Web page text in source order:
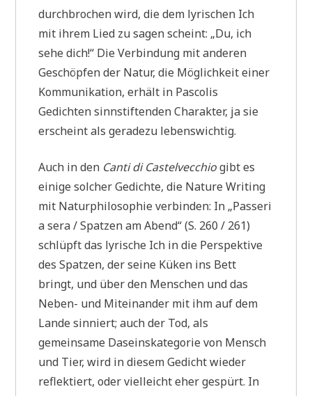
durchbrochen wird, die dem lyrischen Ich
mit ihrem Lied zu sagen scheint: „Du, ich
sehe dich!“ Die Verbindung mit anderen
Geschöpfen der Natur, die Möglichkeit einer
Kommunikation, erhält in Pascolis
Gedichten sinnstiftenden Charakter, ja sie
erscheint als geradezu lebenswichtig.
Auch in den Canti di Castelvecchiogibt es
einige solcher Gedichte, die Nature Writing
mit Naturphilosophie verbinden: In „Passeri
a sera / Spatzen am Abend“ (S. 260 / 261)
schlüpft das lyrische Ich in die Perspektive
des Spatzen, der seine Küken ins Bett
bringt, und über den Menschen und das
Neben- und Miteinander mit ihm auf dem
Lande sinniert; auch der Tod, als
gemeinsame Daseinskategorie von Mensch
und Tier, wird in diesem Gedicht wieder
reflektiert, oder vielleicht eher gespürt. In